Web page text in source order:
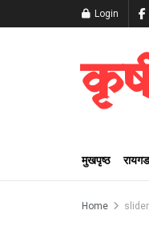
Login
मुखपृष्ठ रायगड
Home